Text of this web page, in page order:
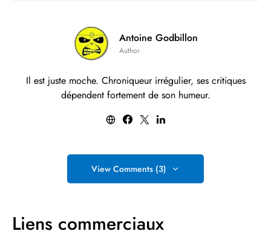
Antoine Godbillon
Author
Il est juste moche. Chroniqueur irrégulier, ses critiques
dépendent fortement de son humeur.
View Comments (3)
Liens commerciaux